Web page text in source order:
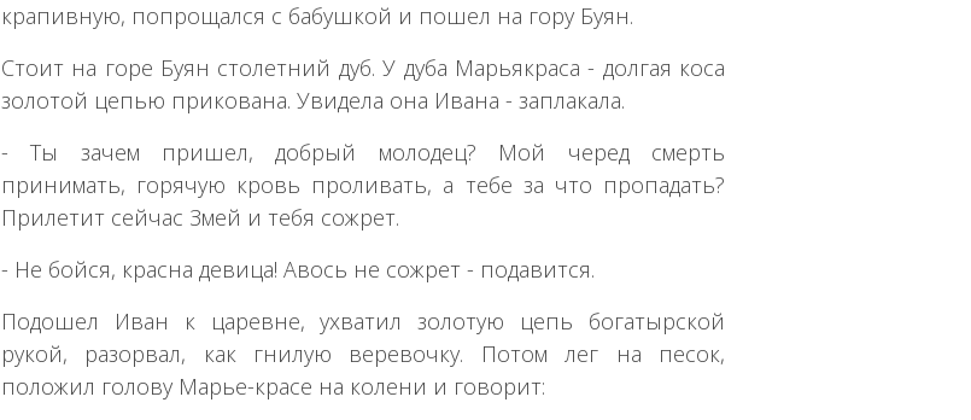
крапивную, попрощался с бабушкой и пошел на гору Буян.
Стоит на горе Буян столетний дуб. У дуба Марьякраса - долгая коса
золотой цепью прикована. Увидела она Ивана - заплакала.
- Ты зачем пришел, добрый молодец? Мой черед смерть
принимать, горячую кровь проливать, а тебе за что пропадать?
Прилетит сейчас Змей и тебя сожрет.
- Не бойся, красна девица! Авось не сожрет - подавится.
Подошел Иван к царевне, ухватил золотую цепь богатырской
рукой, разорвал, как гнилую веревочку. Потом лег на песок,
положил голову Марье-красе на колени и говорит: